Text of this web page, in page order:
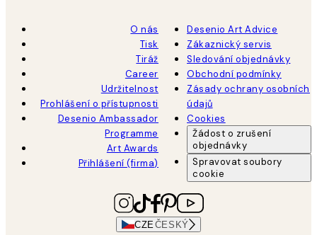
O nás
Tisk
Tiráž
Career
Udržitelnost
Prohlášení o přístupnosti
Desenio Ambassador
Programme
Art Awards
Přihlášení (firma)
Desenio Art Advice
Zákaznický servis
Sledování objednávky
Obchodní podmínky
Zásady ochrany osobních
údajů
Cookies
Žádost o zrušení
objednávky
Spravovat soubory
cookie
CZE ČESKÝ